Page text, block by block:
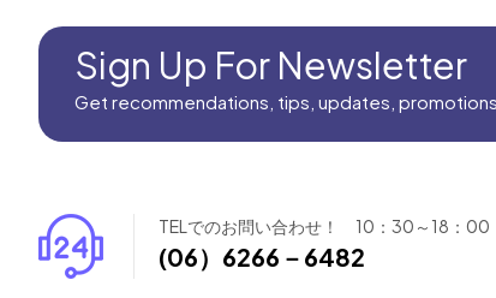
Sign Up For Newsletter
Get recommendations, tips, updates, promotions
TELでのお問い合わせ！ 10：30～18：00
(06）6266－6482